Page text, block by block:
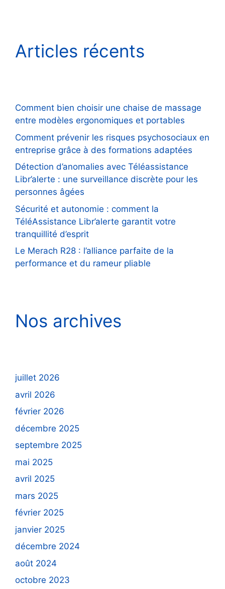
Articles récents
Comment bien choisir une chaise de massage
entre modèles ergonomiques et portables
Comment prévenir les risques psychosociaux en
entreprise grâce à des formations adaptées
Détection d’anomalies avec Téléassistance
Libr’alerte : une surveillance discrète pour les
personnes âgées
Sécurité et autonomie : comment la
TéléAssistance Libr’alerte garantit votre
tranquillité d’esprit
Le Merach R28 : l’alliance parfaite de la
performance et du rameur pliable
Nos archives
juillet 2026
avril 2026
février 2026
décembre 2025
septembre 2025
mai 2025
avril 2025
mars 2025
février 2025
janvier 2025
décembre 2024
août 2024
octobre 2023